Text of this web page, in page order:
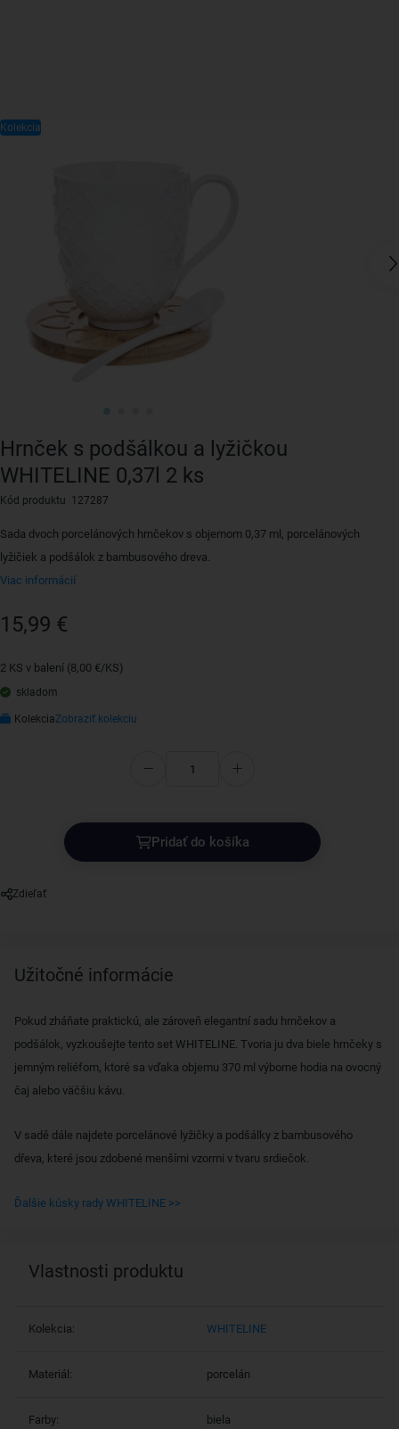
Hrnček s podšálkou a lyžičkou
WHITELINE 0,37l 2 ks
Kód produktu 127287
Sada dvoch porcelánových hrnčekov s objemom 0,37 ml, porcelánových
lyžičiek a podšálok z bambusového dreva.
Viac informácií
15,99 €
2 KS v balení (8,00 €/KS)
skladom
KolekciaZobraziť kolekciu
Pridať do košíka
Zdieľať
Kolekcia
Užitočné informácie
Pokud zháňate praktickú, ale zároveň elegantní sadu hrnčekov a
podšálok, vyzkoušejte tento set WHITELINE. Tvoria ju dva biele hrnčeky s
jemným reliéfom, ktoré sa vďaka objemu 370 ml výborne hodia na ovocný
čaj alebo väčšiu kávu.
V sadě dále najdete porcelánové lyžičky a podšálky z bambusového
dřeva, které jsou zdobené menšími vzormi v tvaru srdiečok.
Ďalšie kúsky rady WHITELINE >>
Vlastnosti produktu
Kolekcia: WHITELINE
Materiál: porcelán
Farby: biela